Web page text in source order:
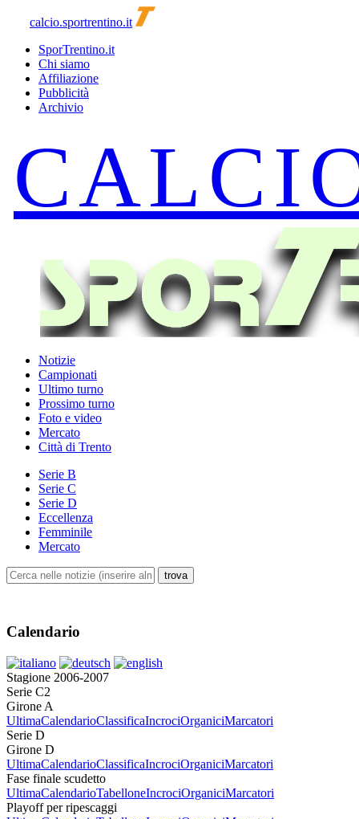
calcio.sportrentino.it
SporTrentino.it
Chi siamo
Affiliazione
Pubblicità
Archivio
Notizie
Campionati
Ultimo turno
Prossimo turno
Foto e video
Mercato
Città di Trento
Serie B
Serie C
Serie D
Eccellenza
Femminile
Mercato
Calendario
Stagione 2006-2007
Serie C2
Girone A
UltimaCalendarioClassificaIncrociOrganiciMarcatori
Serie D
Girone D
UltimaCalendarioClassificaIncrociOrganiciMarcatori
Fase finale scudetto
UltimaCalendarioTabelloneIncrociOrganiciMarcatori
Playoff per ripescaggi